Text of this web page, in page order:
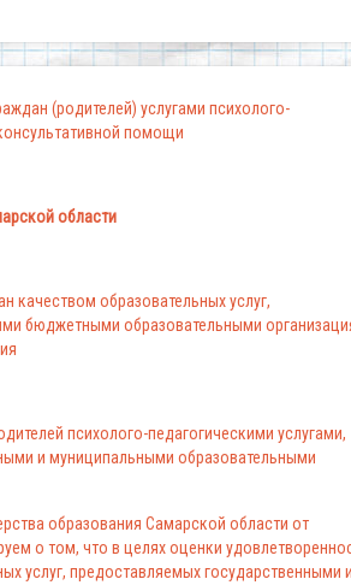
(родителей) услугами психолого-
помощи
области
качеством образовательных услуг,
бюджетными образовательными
психолого-педагогическими услугами,
и муниципальными образовательными
образования Самарской области от
о том, что в целях оценки
услуг, предоставляемых государственными и